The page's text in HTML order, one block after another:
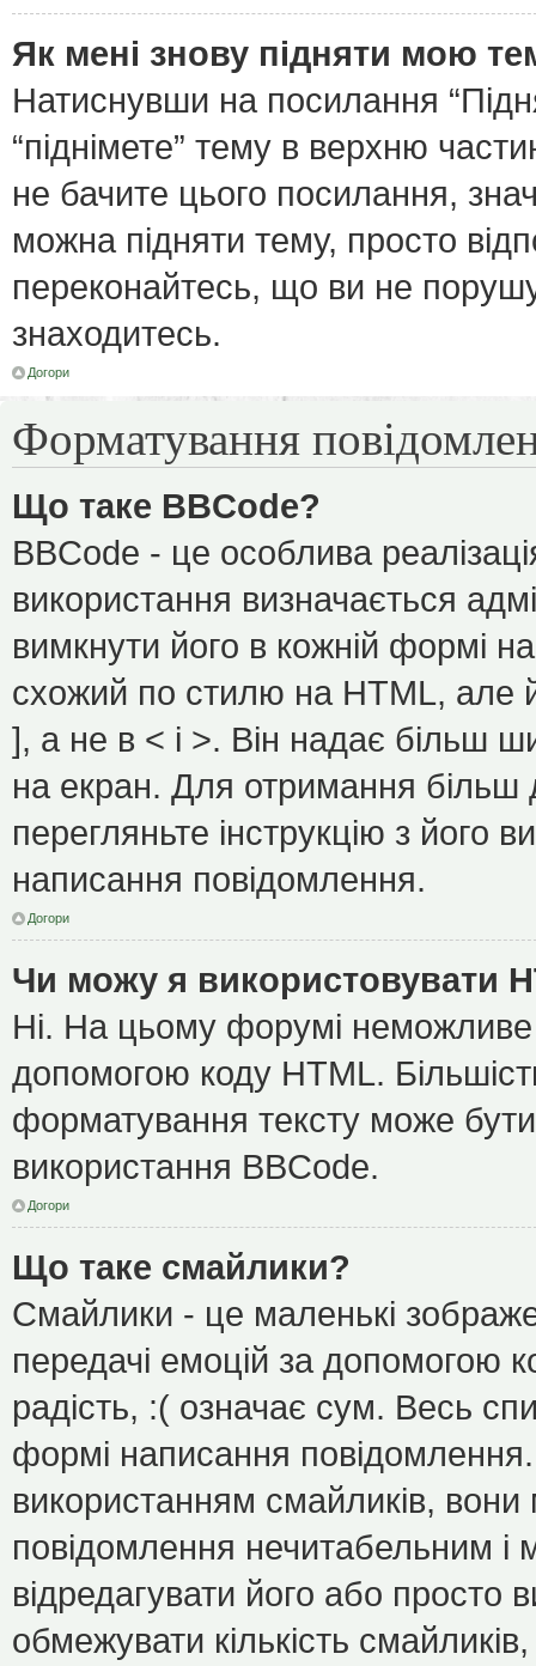
Як мені знову підняти мою
Натиснувши на посилання
“піднімете” тему в верхню
не бачите цього посилання,
можна підняти тему, просто
переконайтесь, що ви не
знаходитесь.
Догори
Форматування
Що таке BBCode?
BBCode - це особлива
використання визначається
вимкнути його в кожній формі
схожий по стилю на HTML, але
], а не в < і >. Він надає більш
на екран. Для отримання більш
перегляньте інструкцію з його
написання повідомлення.
Догори
Чи можу я використовувати
Ні. На цьому форумі
допомогою коду HTML.
форматування тексту може
використання BBCode.
Догори
Що таке смайлики?
Смайлики - це маленькі
передачі емоцій за допомогою
радість, :( означає сум. Весь
формі написання
використанням смайликів,
повідомлення нечитабельним
відредагувати його або
обмежувати кількість